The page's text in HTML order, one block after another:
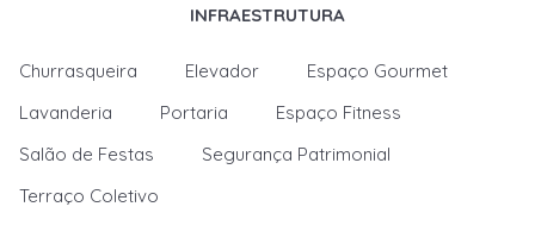
INFRAESTRUTURA
Churrasqueira Elevador
Espaço Gourmet
Lavanderia
Portaria
Espaço Fitness
Salão de Festas
Segurança Patrimonial
Terraço Coletivo